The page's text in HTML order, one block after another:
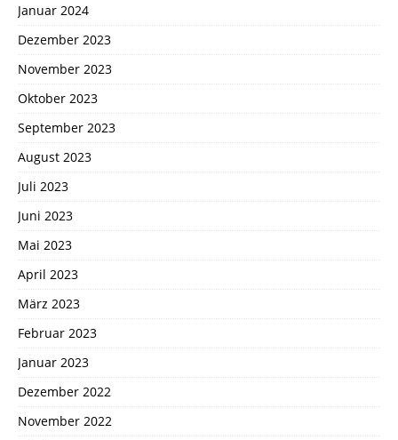
Januar 2024
Dezember 2023
November 2023
Oktober 2023
September 2023
August 2023
Juli 2023
Juni 2023
Mai 2023
April 2023
März 2023
Februar 2023
Januar 2023
Dezember 2022
November 2022